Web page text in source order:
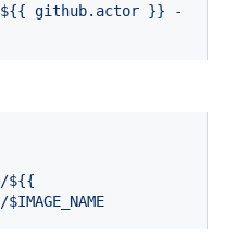
${{ github.actor }}
-
${{